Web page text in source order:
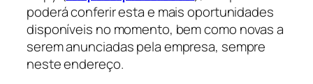
poderá conferir esta e mais oportunidades
disponíveis no momento, bem como novas a
serem anunciadas pela empresa, sempre
neste endereço.